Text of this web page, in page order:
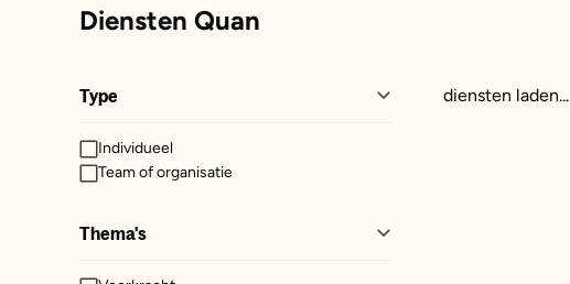
Diensten Quan
Type
Individueel
Team of organisatie
Thema's
diensten laden...